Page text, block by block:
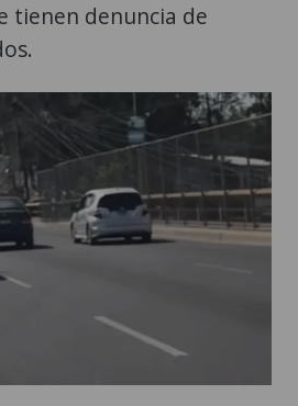
tienen denuncia de